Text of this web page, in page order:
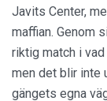
Javits Center,
maffian. Genom
riktig match i
men det blir inte
gängets egna